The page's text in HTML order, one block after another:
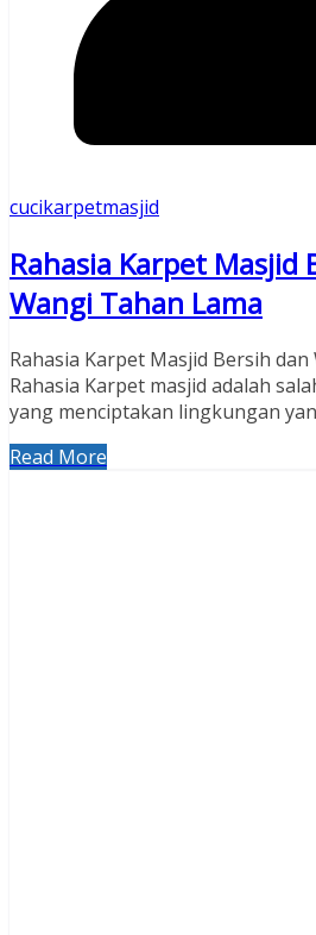
cucikarpetmasjid
Rahasia Karpet Masjid
Wangi Tahan Lama
Rahasia Karpet Masjid Bersih
Rahasia Karpet masjid adalah
yang menciptakan lingkungan
Read More